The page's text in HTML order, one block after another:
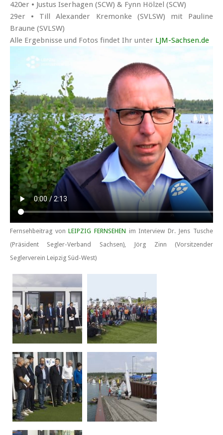
420er • Justus Iserhagen (SCW) & Fynn Hölzel (SCW)
29er • Till Alexander Kremonke (SVLSW) mit Pauline
Braune (SVLSW)
Alle Ergebnisse und Fotos findet Ihr unter LJM-Sachsen.de
Fernsehbeitrag vonLEIPZIG FERNSEHEN im Interview Dr. Jens Tusche
(Präsident Segler-Verband Sachsen), Jörg Zinn (Vorsitzender
Seglerverein Leipzig Süd-West)